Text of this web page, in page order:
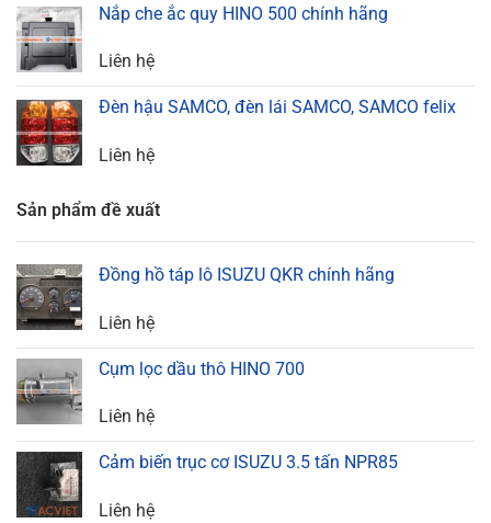
Nắp che ắc quy HINO 500 chính hãng
Liên hệ
Đèn hậu SAMCO, đèn lái SAMCO, SAMCO felix
Liên hệ
Sản phẩm đề xuất
Đồng hồ táp lô ISUZU QKR chính hãng
Liên hệ
Cụm lọc dầu thô HINO 700
Liên hệ
Cảm biến trục cơ ISUZU 3.5 tấn NPR85
Liên hệ